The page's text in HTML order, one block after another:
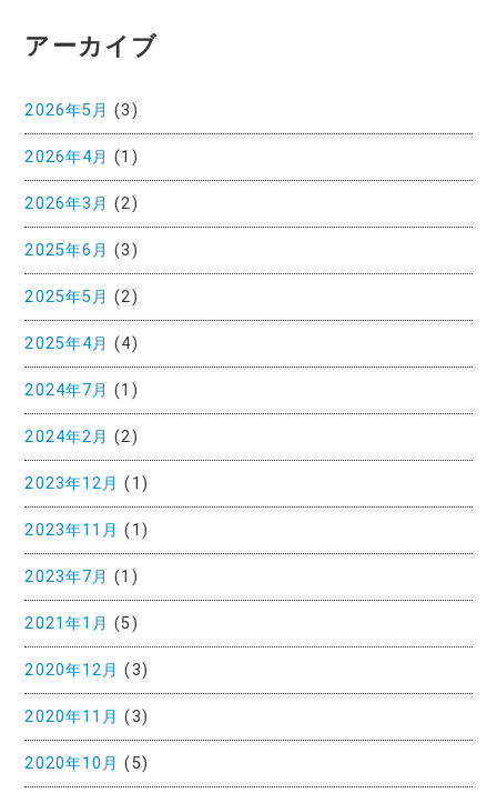
アーカイブ
2026年5月 (3)
2026年4月 (1)
2026年3月 (2)
2025年6月 (3)
2025年5月 (2)
2025年4月 (4)
2024年7月 (1)
2024年2月 (2)
2023年12月 (1)
2023年11月 (1)
2023年7月 (1)
2021年1月 (5)
2020年12月 (3)
2020年11月 (3)
2020年10月 (5)